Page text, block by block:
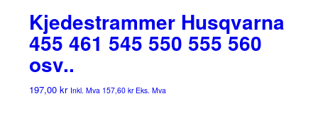
Kjedestrammer Husqvarna
455 461 545 550 555 560
osv..
197,00 kr Inkl. Mva 157,60 krEks. Mva